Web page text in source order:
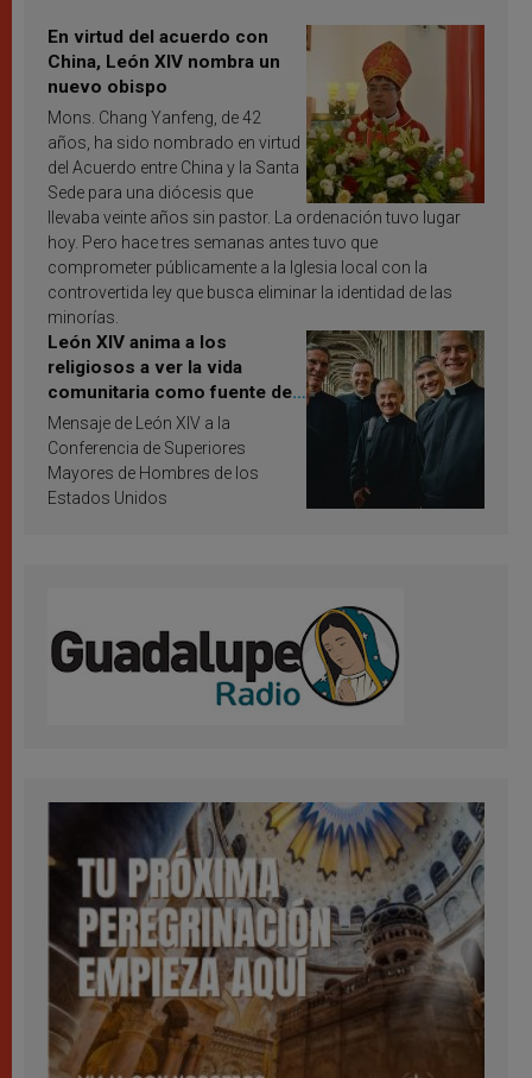
En virtud del acuerdo con
China, León XIV nombra un
nuevo obispo
Mons. Chang Yanfeng, de 42
años, ha sido nombrado en virtud
del Acuerdo entre China y la Santa
Sede para una diócesis que
llevaba veinte años sin pastor. La ordenación tuvo lugar
hoy. Pero hace tres semanas antes tuvo que
comprometer públicamente a la Iglesia local con la
controvertida ley que busca eliminar la identidad de las
minorías.
León XIV anima a los
religiosos a ver la vida
comunitaria como fuente de
inspiración y santificación
Mensaje de León XIV a la
Conferencia de Superiores
Mayores de Hombres de los
Estados Unidos